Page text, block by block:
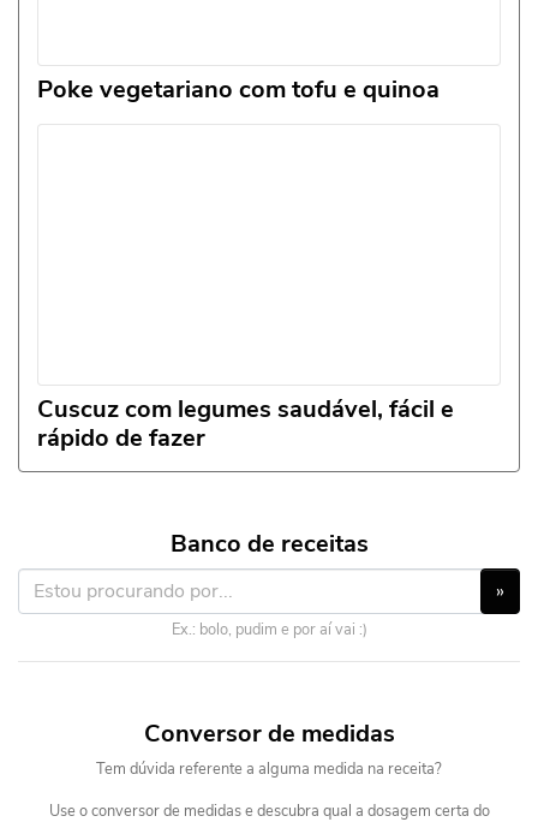
Poke vegetariano com tofu e quinoa
Cuscuz com legumes saudável, fácil e
rápido de fazer
Banco de receitas
»
Ex.: bolo, pudim e por aí vai :)
Conversor de medidas
Tem dúvida referente a alguma medida na receita?
Use o conversor de medidas e descubra qual a dosagem certa do